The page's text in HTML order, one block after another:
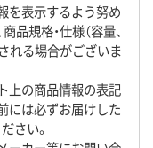
を表示するよう努め
規格・仕様（容量、
れる場合がございま
上の商品情報の表記
には必ずお届けした
さい。